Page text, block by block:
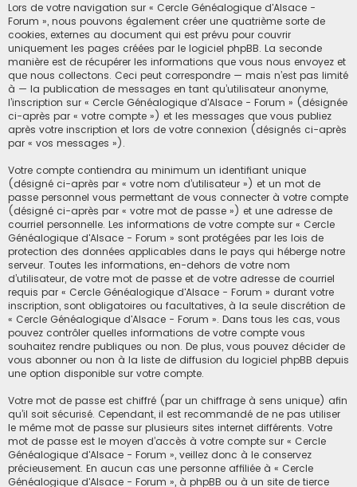
Lors de votre navigation sur « Cercle Généalogique d'Alsace -
Forum », nous pouvons également créer une quatrième sorte de
cookies, externes au document qui est prévu pour couvrir
uniquement les pages créées par le logiciel phpBB. La seconde
manière est de récupérer les informations que vous nous envoyez et
que nous collectons. Ceci peut correspondre — mais n’est pas limité
à — la publication de messages en tant qu’utilisateur anonyme,
l’inscription sur « Cercle Généalogique d'Alsace - Forum » (désignée
ci-après par « votre compte ») et les messages que vous publiez
après votre inscription et lors de votre connexion (désignés ci-après
par « vos messages »).
Votre compte contiendra au minimum un identifiant unique
(désigné ci-après par « votre nom d’utilisateur ») et un mot de
passe personnel vous permettant de vous connecter à votre compte
(désigné ci-après par « votre mot de passe ») et une adresse de
courriel personnelle. Les informations de votre compte sur « Cercle
Généalogique d'Alsace - Forum » sont protégées par les lois de
protection des données applicables dans le pays qui héberge notre
serveur. Toutes les informations, en-dehors de votre nom
d’utilisateur, de votre mot de passe et de votre adresse de courriel
requis par « Cercle Généalogique d'Alsace - Forum » durant votre
inscription, sont obligatoires ou facultatives, à la seule discrétion de
« Cercle Généalogique d'Alsace - Forum ». Dans tous les cas, vous
pouvez contrôler quelles informations de votre compte vous
souhaitez rendre publiques ou non. De plus, vous pouvez décider de
vous abonner ou non à la liste de diffusion du logiciel phpBB depuis
une option disponible sur votre compte.
Votre mot de passe est chiffré (par un chiffrage à sens unique) afin
qu’il soit sécurisé. Cependant, il est recommandé de ne pas utiliser
le même mot de passe sur plusieurs sites internet différents. Votre
mot de passe est le moyen d’accès à votre compte sur « Cercle
Généalogique d'Alsace - Forum », veillez donc à le conservez
précieusement. En aucun cas une personne affiliée à « Cercle
Généalogique d'Alsace - Forum », à phpBB ou à un site de tierce